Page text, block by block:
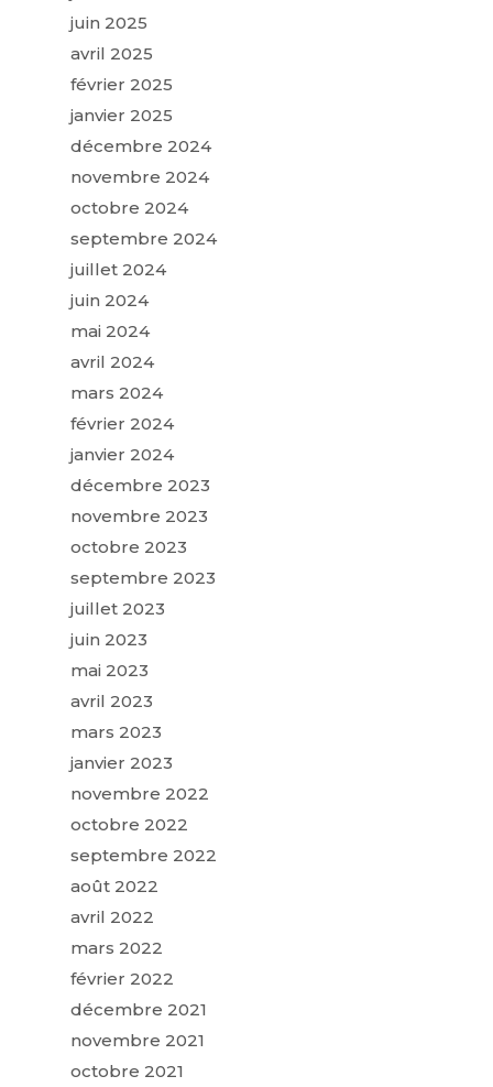
juin 2025
avril 2025
février 2025
janvier 2025
décembre 2024
novembre 2024
octobre 2024
septembre 2024
juillet 2024
juin 2024
mai 2024
avril 2024
mars 2024
février 2024
janvier 2024
décembre 2023
novembre 2023
octobre 2023
septembre 2023
juillet 2023
juin 2023
mai 2023
avril 2023
mars 2023
janvier 2023
novembre 2022
octobre 2022
septembre 2022
août 2022
avril 2022
mars 2022
février 2022
décembre 2021
novembre 2021
octobre 2021